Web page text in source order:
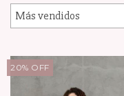
20% OFF